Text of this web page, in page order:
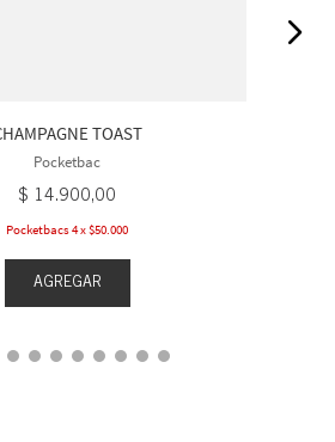
TOAST
Pocketbac
$ 14.900,00
Pocketbacs 4 x $50.000
AGREGAR